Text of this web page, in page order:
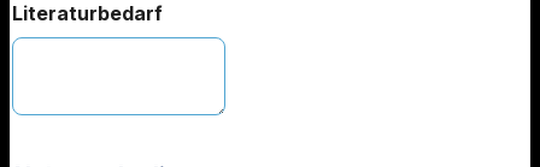
Literaturbedarf